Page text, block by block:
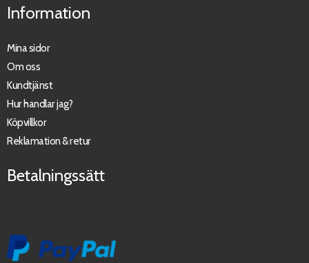
Information
Mina sidor
Om oss
Kundtjänst
Hur handlar jag?
Köpvillkor
Reklamation & retur
Betalningssätt